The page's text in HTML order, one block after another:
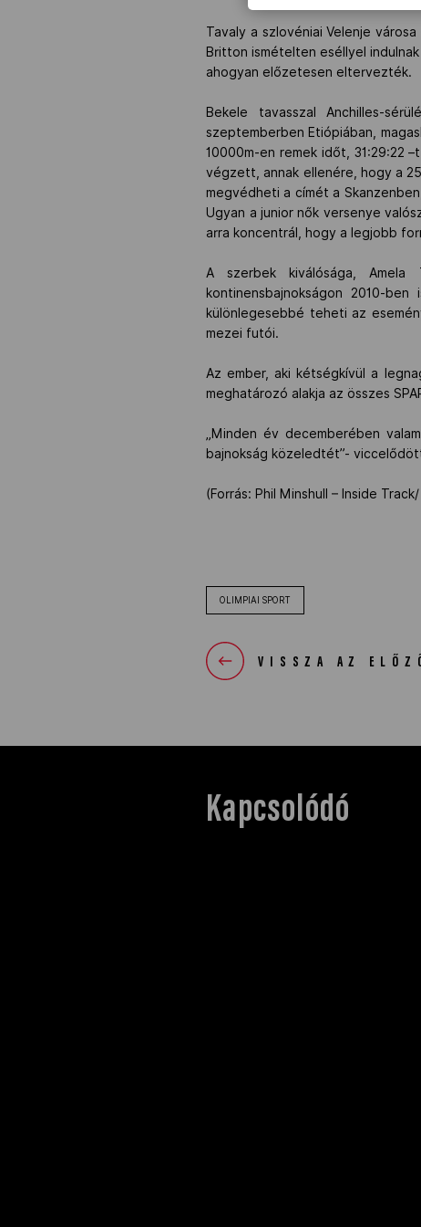
Tavaly a szlovéniai Velenje
Britton ismételten eséllyel
ahogyan előzetesen eltervezték.
Bekele tavasszal Anchilles-
szeptemberben Etiópiában,
10000m-en remek időt, 31:29:22
végzett, annak ellenére, hogy a
megvédheti a címét a
Ugyan a junior nők versenye
arra koncentrál, hogy a legjobb
A szerbek kiválósága,
kontinensbajnokságon 2010-
különlegesebbé teheti az
mezei futói.
Az ember, aki kétségkívül a
meghatározó alakja az összes
„Minden év decemberében
bajnokság közeledtét”-
(Forrás: Phil Minshull – Inside
OLIMPIAI SPORT
VISSZA AZ
Kapcsolódó